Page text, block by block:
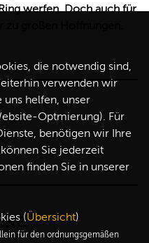
werfen. Doch auch für
großen Hoffnungen.
die notwendig sind,
verwenden wir
helfen, unser
Optmierung). Für
benötigen wir Ihre
Sie jederzeit
finden Sie in unserer
(Übersicht)
für den ordnungsgemäßen